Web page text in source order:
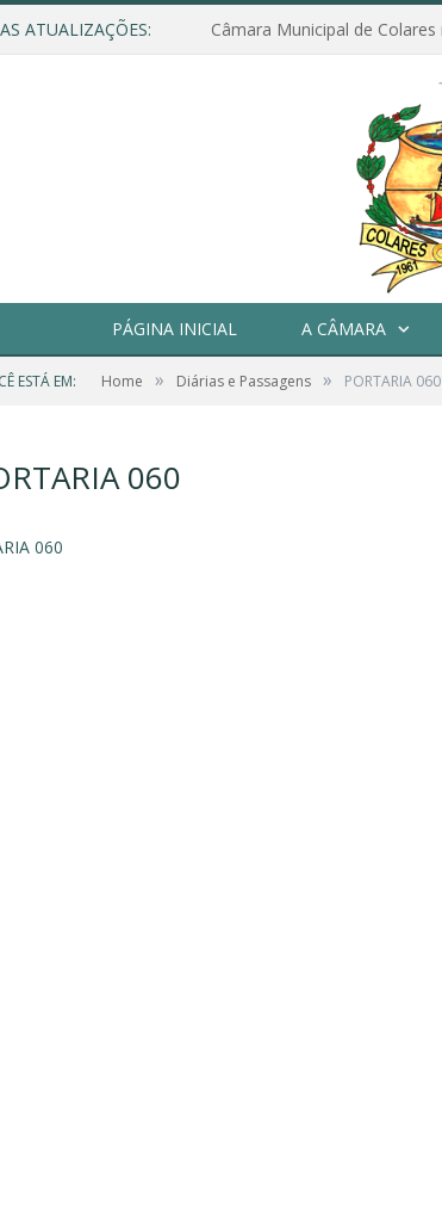
ATUALIZAÇÕES:
PÁGINA INICIAL A CÂMARA
ESTÁ EM: Home » Diárias e Passagens » PORTARIA 060
060
060